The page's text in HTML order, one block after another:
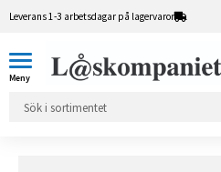
Leverans 1-3 arbetsdagar på lagervaror